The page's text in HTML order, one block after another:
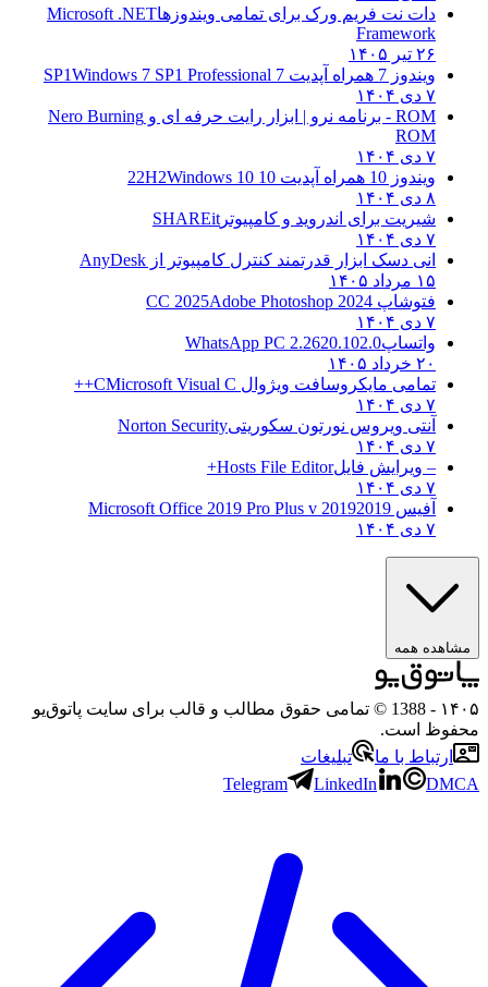
دات نت فریم ورک برای تمامی ویندوزهاMicrosoft .NET
Framework
۲۶ تیر ۱۴۰۵
ویندوز 7 همراه آپدیت 7 SP1
Windows 7 SP1 Professional
۷ دی ۱۴۰۴
ROM - برنامه نرو | ابزار رایت حرفه ای و
Nero Burning
ROM
۷ دی ۱۴۰۴
ویندوز 10 همراه آپدیت 10 22H2
Windows 10
۸ دی ۱۴۰۴
شیریت برای اندروید و کامپیوتر SHAREit
۷ دی ۱۴۰۴
انی دسک ابزار قدرتمند کنترل کامپیوتر از AnyDesk
۱۵ مرداد ۱۴۰۵
فتوشاپ CC 2025 Adobe Photoshop 2024
۷ دی ۱۴۰۴
واتساپWhatsApp PC 2.2620.102.0
۲۰ خرداد ۱۴۰۵
تمامی مایکروسافت ویژوال C Microsoft Visual C++
۷ دی ۱۴۰۴
آنتی ویروس نورتون سکوریتیNorton Security
۷ دی ۱۴۰۴
– ویرایش فایلHosts File Editor+
۷ دی ۱۴۰۴
آفیس 2019 2019 Microsoft Office 2019 Pro Plus v
۷ دی ۱۴۰۴
مشاهده همه
۱۴۰۵
- 1388 © تمامی حقوق مطالب و قالب برای سایت پاتوق‌یو
محفوظ است.
ارتباط با ما
تبلیغات
Telegram
LinkedIn DMCA